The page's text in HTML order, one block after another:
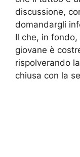
discussione,
domandargli
Il che, in
giovane è
rispolverando
chiusa con la